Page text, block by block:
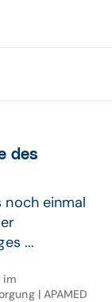
des
noch einmal
...
im
| APAMED